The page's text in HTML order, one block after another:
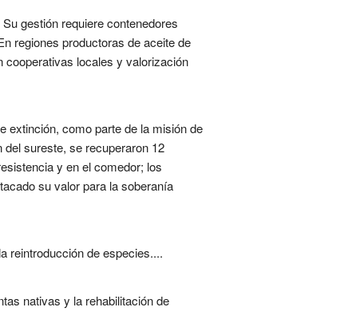
gestión requiere contenedores
regiones productoras de aceite de
cooperativas locales y valorización
extinción, como parte de la misión de
sureste, se recuperaron 12
y en el comedor; los
su valor para la soberanía
reintroducción de especies....
nativas y la rehabilitación de